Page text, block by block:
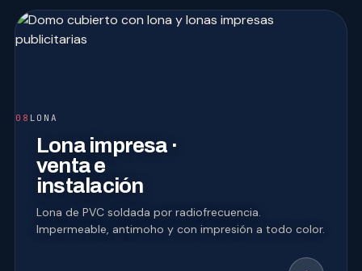
08 LONA
Lona impresa ·
venta e
instalación
Lona de PVC soldada por radiofrecuencia.
Impermeable, antimoho y con impresión a todo color.